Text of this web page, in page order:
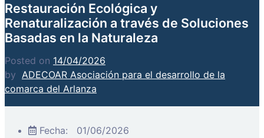
Restauración Ecológica y
Renaturalización a través de Soluciones
Basadas en la Naturaleza
Posted on 14/04/2026
by ADECOAR Asociación para el desarrollo de la
comarca del Arlanza
Fecha:
01/06/2026